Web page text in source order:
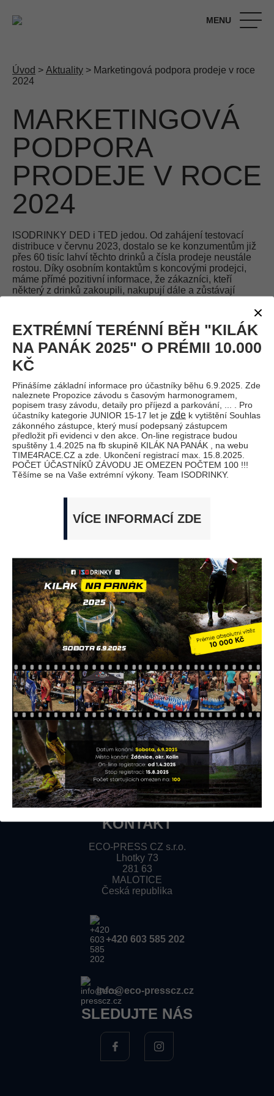
MENU
Úvod > Aktuality > Marketingová podpora prodeje v roce
2024
MARKETINGOVÁ
PODPORA
PRODEJE V ROCE
2024
ISODRINKY DED i TED jedou. Od zahájení testovací
distribuce v červnu 2023, dostalo se ke konzumentům již
přes 60 tisíc lahví těchto drinků a čísla prodeje neustále
rostou. Díky osobním kontaktům s koncovými prodejci,
máme přímé pozitivní informace, že zákazníci, kteří
některý z drinků zakoupili, nakupují dále a zůstávají
oficiálními marketingovými partnery AUTOMOTODROM
BRNO a.s., TUNING-SPORT s.r.o., MOTOKÁRY KUTNÁ
HORA, MAVERICK HILL CLIMB CZECH 2024 a tváří
ISODRINKů bude opakovaně mladý český motocyklový
jezdec třídy Moto 2, Marek PEJCHL.
Díky těmto partnerům a dalším připravovaným našim
aktivitám, dostanou se drinky ještě k většímu počtu
koncových zákazníků. Na všech podnicích partnerů
budou naše nápoje samozřejmě k dispozici nejenom
aktérům závodů, ale především divákům a návštěvníkům.
Připravujeme i dárkové předměty do soutěží diváků -
originální značková trika ISODRINKů, čepice, samolepky,
... . Těšíme se na Vás v sezóně 2024.
ISODRINKY MOTORSPORT & ECO-
PRESS CZ S.R.O.
Partner na Vaší úspěšné cestě
KONTAKT
ECO-PRESS CZ s.r.o.
Lhotky 73
281 63
MALOTICE
Česká republika
+420 603 585 202
info@eco-presscz.cz
SLEDUJTE NÁS
EXTRÉMNÍ TERÉNNÍ BĚH "KILÁK
NA PANÁK 2025" O PRÉMII 10.000
KČ
Přinášíme základní informace pro účastníky běhu 6.9.2025. Zde
naleznete Propozice závodu s časovým harmonogramem,
popisem trasy závodu, detaily pro příjezd a parkování, ... . Pro
účastníky kategorie JUNIOR 15-17 let je zde k vytištění Souhlas
zákonného zástupce, který musí podepsaný zástupcem
předložit při evidenci v den akce. On-line registrace budou
spuštěny 1.4.2025 na fb skupině KILÁK NA PANÁK , na webu
TIME4RACE.CZ a zde. Ukončení registrací max. 15.8.2025.
POČET ÚČASTNÍKŮ ZÁVODU JE OMEZEN POČTEM 100 !!!
Těšíme se na Vaše extrémní výkony. Team ISODRINKY.
VÍCE INFORMACÍ ZDE